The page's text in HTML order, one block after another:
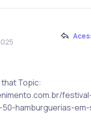
that Topic:
hamburguerias-em-